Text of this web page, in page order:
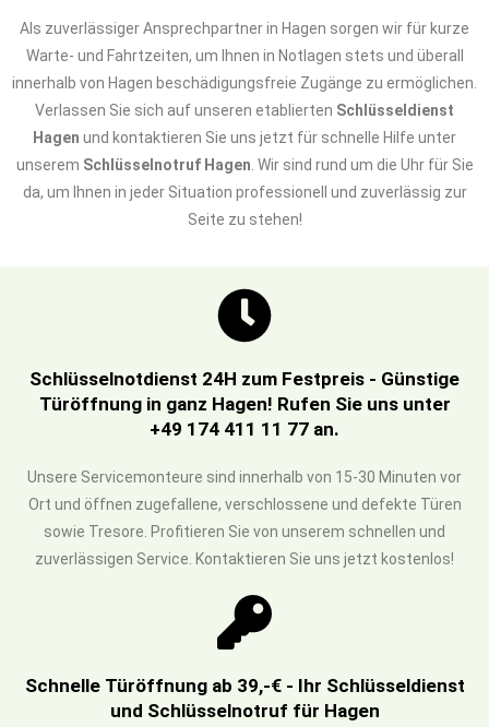
Als zuverlässiger Ansprechpartner in Hagen sorgen wir für kurze
Warte- und Fahrtzeiten, um Ihnen in Notlagen stets und überall
innerhalb von Hagen beschädigungsfreie Zugänge zu ermöglichen.
Verlassen Sie sich auf unseren etablierten Schlüsseldienst
Hagen und kontaktieren Sie uns jetzt für schnelle Hilfe unter
unserem Schlüsselnotruf Hagen . Wir sind rund um die Uhr für Sie
da, um Ihnen in jeder Situation professionell und zuverlässig zur
Seite zu stehen!
Schlüsselnotdienst 24H zum Festpreis - Günstige
Türöffnung in ganz Hagen! Rufen Sie uns unter
+49 174 411 11 77 an.
Unsere Servicemonteure sind innerhalb von 15-30 Minuten vor
Ort und öffnen zugefallene, verschlossene und defekte Türen
sowie Tresore. Profitieren Sie von unserem schnellen und
zuverlässigen Service. Kontaktieren Sie uns jetzt kostenlos!
Schnelle Türöffnung ab 39,-€ - Ihr Schlüsseldienst
und Schlüsselnotruf für Hagen